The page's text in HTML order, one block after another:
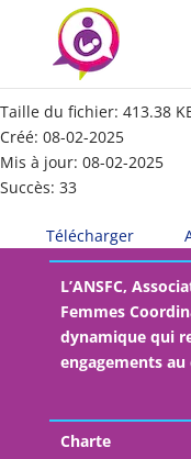
AG-
Taille du fichier: 413.38
Créé: 08-02-2025
Mis à jour: 08-02-2025
Succès: 33
Télécharger
L’ANSFC,
Femmes
dynamique qui
engagements
Charte